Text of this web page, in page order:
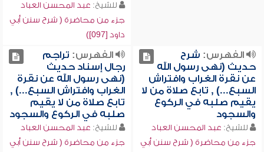
للشيخ: عبد المحسن العباد
جزء من محاضرة ( شرح سنن أبي
داود [097])
الفهرس: شرح
حديث (نهى رسول الله
عن نقرة الغراب وافتراش
السبع...) , تابع صلاة من لا
يقيم صلبه في الركوع
والسجود
للشيخ: عبد المحسن العباد
جزء من محاضرة ( شرح سنن أبي
الفهرس: تراجم
رجال إسناد حديث
(نهى رسول الله عن نقرة
الغراب وافتراش السبع...) ,
تابع صلاة من لا يقيم
صلبه في الركوع والسجود
للشيخ: عبد المحسن العباد
جزء من محاضرة ( شرح سنن أبي